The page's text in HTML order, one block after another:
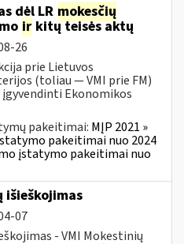
dėl LR mokesčių
ir kitų teisės aktų
26
prie Lietuvos
(toliau — VMI prie FM)
Ekonomikos
pakeitimai: MĮP 2021 »
pakeitimai nuo 2024
įstatymo pakeitimai nuo
išieškojimas
07
- VMI Mokestinių